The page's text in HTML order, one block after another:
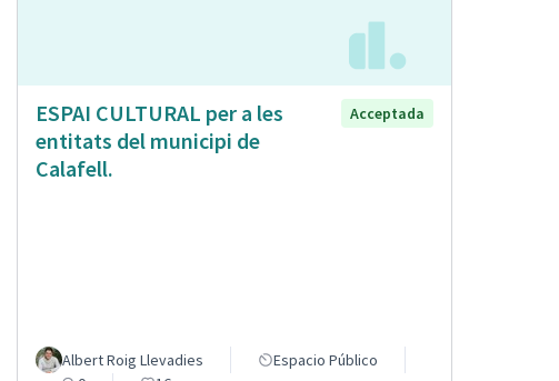
ESPAI CULTURAL per a les
entitats del municipi de
Calafell.
Acceptada
Albert Roig Llevadies
Espacio Público